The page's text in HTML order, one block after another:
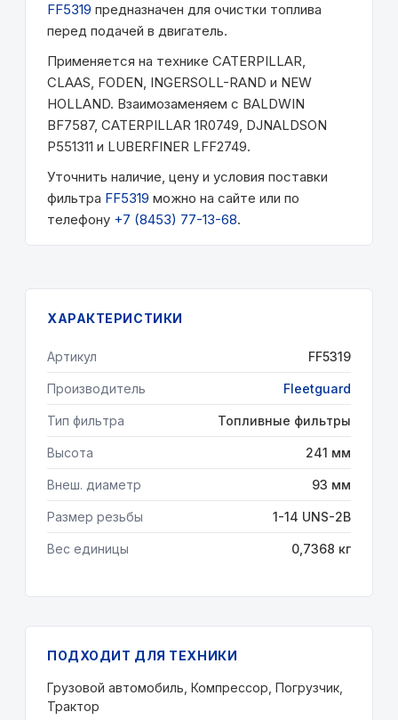
FF5319 предназначен для очистки топлива
перед подачей в двигатель.
Применяется на технике CATERPILLAR,
CLAAS, FODEN, INGERSOLL-RAND и NEW
HOLLAND. Взаимозаменяем с BALDWIN
BF7587, CATERPILLAR 1R0749, DJNALDSON
P551311 и LUBERFINER LFF2749.
Уточнить наличие, цену и условия поставки
фильтра FF5319 можно на сайте или по
телефону +7 (8453) 77-13-68.
ХАРАКТЕРИСТИКИ
Артикул FF5319
Производитель Fleetguard
Тип фильтра Топливные фильтры
Высота 241 мм
Внеш. диаметр 93 мм
Размер резьбы 1-14 UNS-2B
Вес единицы 0,7368 кг
ПОДХОДИТ ДЛЯ ТЕХНИКИ
Грузовой автомобиль, Компрессор, Погрузчик,
Трактор